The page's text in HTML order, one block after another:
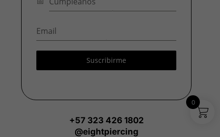
Suscribirme
+57 323 426 1802
@eightpiercing
0